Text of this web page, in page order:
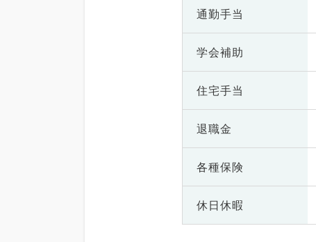
通勤手当
学会補助
住宅手当
退職金
各種保険
休日休暇